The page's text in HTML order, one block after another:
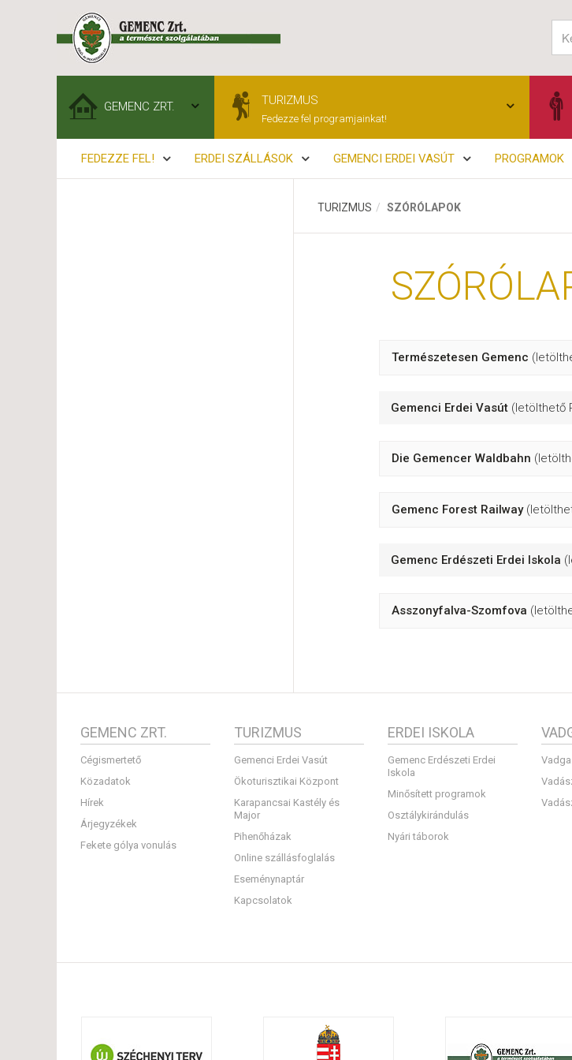
GEMENC ZRT. TURIZMUS
Fedezze fel programjainkat!
FEDEZZE FEL! ERDEI SZÁLLÁSOK GEMENCI ERDEI VASÚT PROGRAMOK
TURIZMUS SZÓRÓLAPOK
Természetesen Gemenc
Gemenci Erdei Vasút (letölthető
Die Gemencer Waldbahn
Gemenc Forest Railway
Gemenc Erdészeti Erdei Iskola
Asszonyfalva-Szomfova
GEMENC ZRT.
Cégismertető
Közadatok
Hírek
Árjegyzékek
Fekete gólya vonulás
TURIZMUS
Gemenci Erdei Vasút
Ökoturisztikai Központ
Karapancsai Kastély és
Major
Pihenőházak
Online szállásfoglalás
Eseménynaptár
Kapcsolatok
ERDEI ISKOLA
Gemenc Erdészeti Erdei
Iskola
Minősített programok
Osztálykirándulás
Nyári táborok